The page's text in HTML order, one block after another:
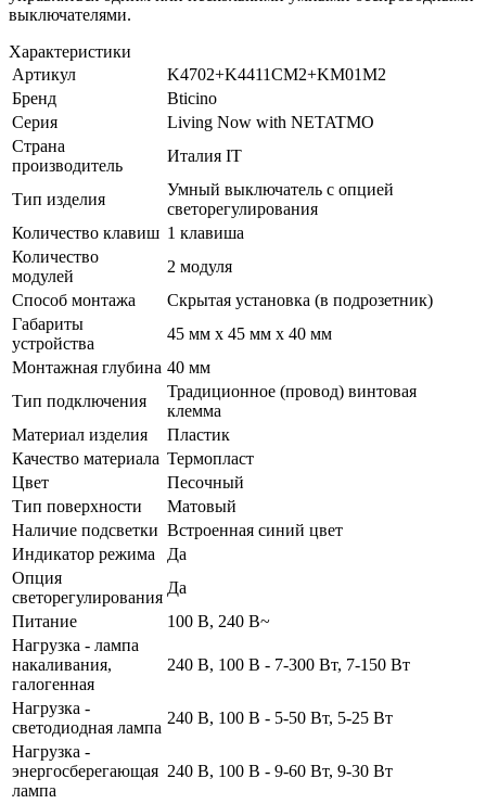
выключателями.
Характеристики
Артикул
K4702+K4411CM2+KM01M2
Бренд
Bticino
Серия
Living Now with NETATMO
Страна
производитель
Италия IT
Тип изделия
Умный выключатель с опцией
светорегулирования
Количество клавиш 1 клавиша
Количество
модулей
2 модуля
Способ монтажа
Скрытая установка (в подрозетник)
Габариты
устройства
45 мм x 45 мм x 40 мм
Монтажная глубина 40 мм
Тип подключения
Традиционное (провод) винтовая
клемма
Материал изделия
Пластик
Качество материала Термопласт
Цвет
Песочный
Тип поверхности
Матовый
Наличие подсветки Встроенная синий цвет
Индикатор режима
Да
Опция
светорегулирования
Да
Питание
100 В, 240 В~
Нагрузка - лампа
накаливания,
галогенная
240 В, 100 В - 7-300 Вт, 7-150 Вт
Нагрузка -
светодиодная лампа
240 В, 100 В - 5-50 Вт, 5-25 Вт
Нагрузка -
энергосберегающая
лампа
240 В, 100 В - 9-60 Вт, 9-30 Вт